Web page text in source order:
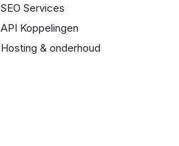
SEO Services
API Koppelingen
Hosting & onderhoud